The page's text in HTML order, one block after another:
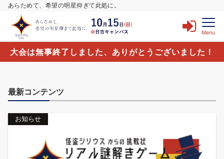
あらためて、希望の明星仰ぎて此処に。
Menu
大会は無事終了しました、ありがとうございました！
最新コンテンツ
お知らせ